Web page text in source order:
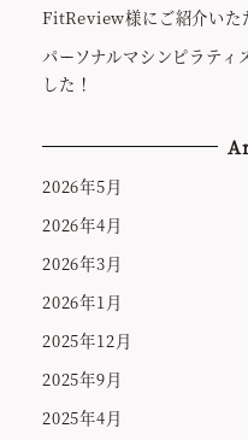
FitReview様にご紹介いた
パーソナルマシンピラテ
した！
2026年5月
2026年4月
2026年3月
2026年1月
2025年12月
2025年9月
2025年4月